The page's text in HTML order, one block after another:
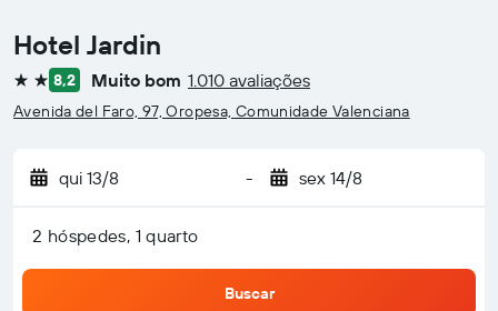
Hotel Jardin
2 estrelas
8,2 Muito bom 1.010 avaliações
Avenida del Faro, 97, Oropesa, Comunidade Valenciana
qui 13/8 - sex 14/8
2 hóspedes, 1 quarto
Buscar